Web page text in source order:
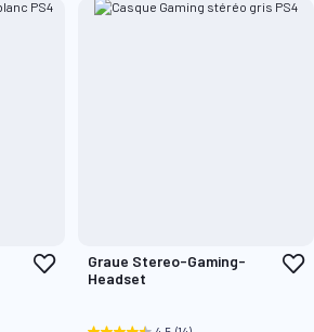
Zur
Wunschliste
Graue Stereo-Gaming-
Headset